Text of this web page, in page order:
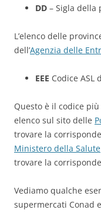
DD – Sigla della
L’elenco delle
dell’Agenzia delle
EEE Codice ASL
Questo è il codice
elenco sul sito delle
trovare la
Ministero della Salute
trovare la
Vediamo qualche
supermercati Conad